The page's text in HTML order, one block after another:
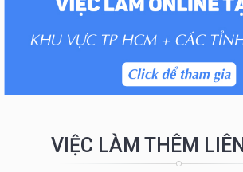
VIỆC LÀM THÊM